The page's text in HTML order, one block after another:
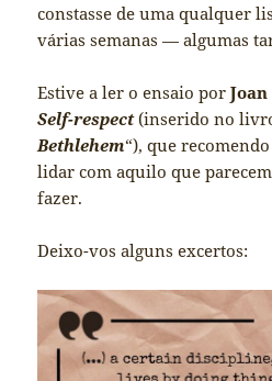
constasse de uma qualquer
várias semanas — algumas
Estive a ler o ensaio por
Self-respect(inserido no
Bethlehem“), que
lidar com aquilo que
fazer.
Deixo-vos alguns excertos: